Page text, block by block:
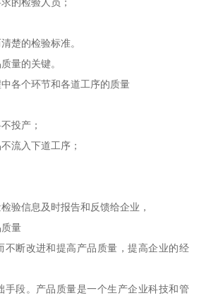
检验人员；
的检验标准。
量的关键。
个环节和各道工序的质量
投产；
入下道工序；
信息及时报告和反馈给企业，
量
断改进和提高产品质量，提高企业的经
段。产品质量是一个生产企业科技和管